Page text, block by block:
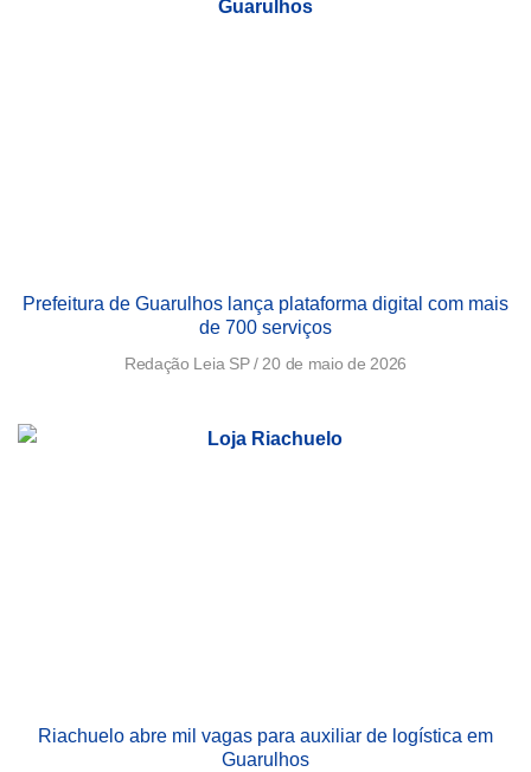
Prefeitura de Guarulhos lança plataforma digital com mais
de 700 serviços
Redação Leia SP 20 de maio de 2026
Riachuelo abre mil vagas para auxiliar de logística em
Guarulhos